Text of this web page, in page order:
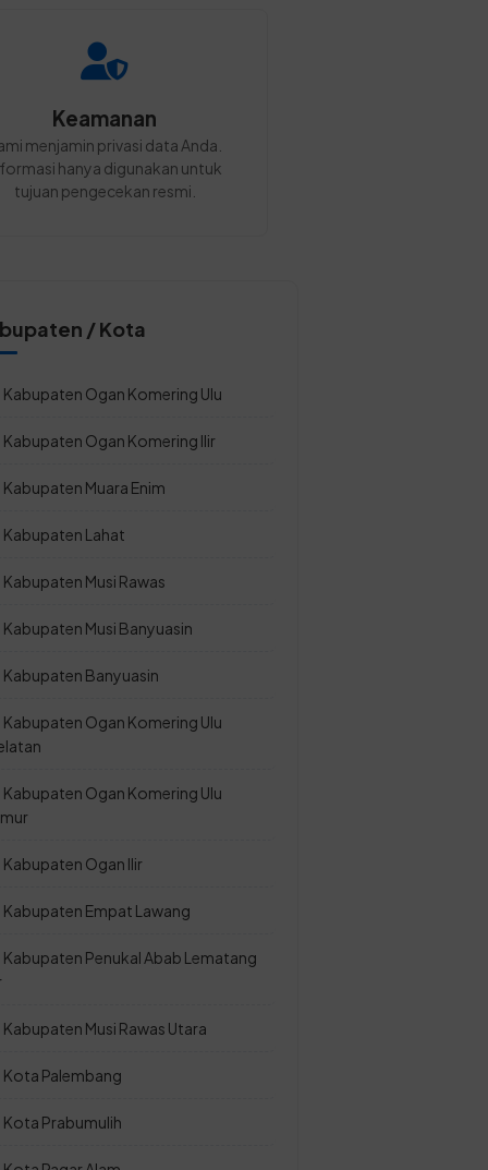
Keamanan
menjamin privasi data Anda.
hanya digunakan untuk
tujuan pengecekan resmi.
/ Kota
Kabupaten Ogan Komering Ulu
Kabupaten Ogan Komering Ilir
Kabupaten Muara Enim
Kabupaten Lahat
Kabupaten Musi Rawas
Kabupaten Musi Banyuasin
Kabupaten Banyuasin
Kabupaten Ogan Komering Ulu
Kabupaten Ogan Komering Ulu
Kabupaten Ogan Ilir
Kabupaten Empat Lawang
Kabupaten Penukal Abab Lematang
Kabupaten Musi Rawas Utara
Kota Palembang
Kota Prabumulih